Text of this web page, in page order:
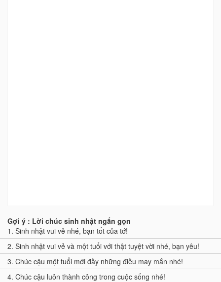
Gợi ý : Lời chúc sinh nhật ngắn gọn
1. Sinh nhật vui vẻ nhé, bạn tốt của tớ!
2. Sinh nhật vui vẻ và một tuổi với thật tuyệt vời nhé, bạn yêu!
3. Chúc cậu một tuổi mới đầy những điều may mắn nhé!
4. Chúc cậu luôn thành công trong cuộc sống nhé!